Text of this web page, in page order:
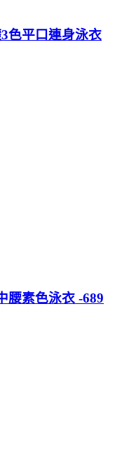
色平口連身泳衣
腰素色泳衣 -689